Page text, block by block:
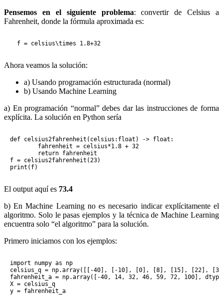
Pensemos en el siguiente problema: convertir de Celsius a
Fahrenheit, donde la fórmula aproximada es:
Ahora veamos la solución:
a) Usando programación estructurada (normal)
b) Usando Machine Learning
a) En programación “normal” debes dar las instrucciones de forma
explícita. La solución en Python sería
def celsius2fahrenheit(celsius:float) -> float:
f = celsius2fahrenheit(23)
El output aquí es 73.4
b) En Machine Learning no es necesario indicar explícitamente el
algoritmo. Solo le pasas ejemplos y la técnica de Machine Learning
encuentra solo “el algoritmo” para la solución.
Primero iniciamos con los ejemplos:
import numpy as np
celsius_q = np.array([[-40], [-10], [0], [8], [15], [22],
fahrenheit_a = np.array([-40, 14, 32, 46, 59, 72, 100],
X = celsius_q